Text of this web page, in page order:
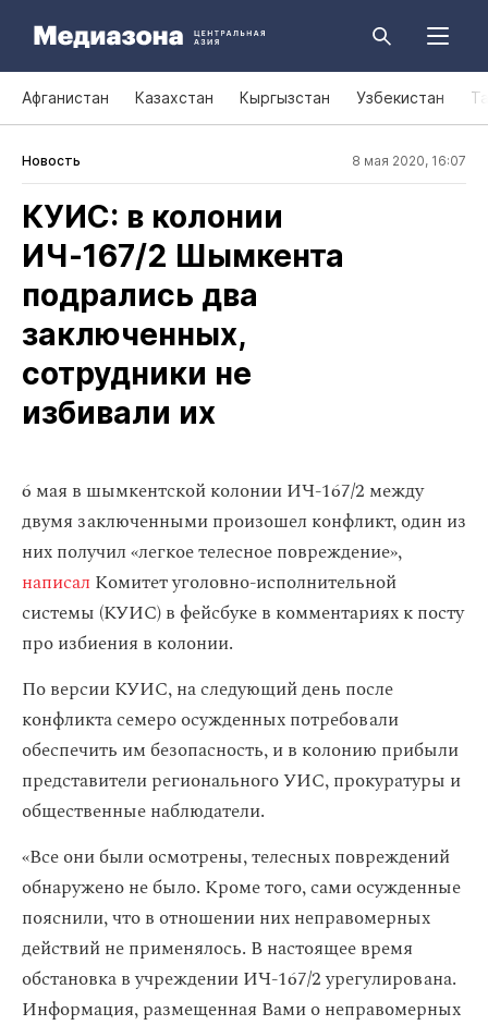
Афганистан Казахстан Кыргызстан Узбекистан
Новость 8 мая 2020, 16:07
КУИС: в колонии
ИЧ‑167/2 Шымкента
подрались два
заключенных,
сотрудники не
избивали их
6 мая в шымкентской колонии ИЧ-167/2 между
двумя заключенными произошел конфликт, один из
них получил «легкое телесное повреждение»,
написал Комитет уголовно-исполнительной
системы (КУИС) в фейсбуке в комментариях к посту
про избиения в колонии.
По версии КУИС, на следующий день после
конфликта семеро осужденных потребовали
обеспечить им безопасность, и в колонию прибыли
представители регионального УИС, прокуратуры и
общественные наблюдатели.
«Все они были осмотрены, телесных повреждений
обнаружено не было. Кроме того, сами осужденные
пояснили, что в отношении них неправомерных
действий не применялось. В настоящее время
обстановка в учреждении ИЧ-167/2 урегулирована.
Информация, размещенная Вами о неправомерных